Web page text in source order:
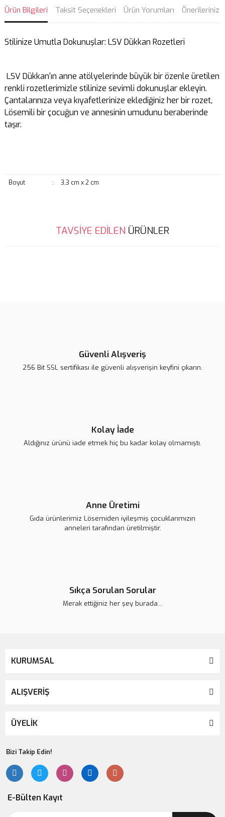
Ürün Bilgileri Taksit Seçenekleri Ürün Yorumları Önerileriniz
Stilinize Umutla Dokunuşlar: LSV Dükkan Rozetleri
LSV Dükkan'ın anne atölyelerinde büyük bir özenle üretilen
renkli rozetlerimizle stilinize sevimli dokunuşlar ekleyin.
Çantalarınıza veya kıyafetlerinize eklediğiniz her bir rozet,
Lösemili bir çocuğun ve annesinin umudunu beraberinde
taşır.
Boyut : 3,3 cm x 2 cm
Bu ürünün fiyat bilgisi, resim, ürün açıklamalarında ve diğer
konularda yetersiz gördüğünüz noktaları öneri formunu kullanarak
TAVSİYE EDİLEN ÜRÜNLER
139,00 TL 139,00 TL
Güvenli Alışveriş
256 Bit SSL sertifikası ile güvenli alışverişin keyfini çıkarın.
Kolay İade
Aldığınız ürünü iade etmek hiç bu kadar kolay olmamıştı.
Anne Üretimi
Gıda ürünlerimiz Lösemiden iyileşmiş çocuklarımızın
anneleri tarafından üretilmiştir.
Sıkça Sorulan Sorular
Merak ettiğiniz her şey burada...
KURUMSAL
ALIŞVERİŞ
ÜYELİK
Bizi Takip Edin!
E-Bülten Kayıt